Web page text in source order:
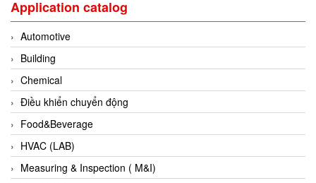
Fossil Power Systems
FPZ
Francia Srl Vietnam
Francis Vietnam
FRANKE
Freezemod
Fritsch Vietnam
FS CABLE
Application catalog
Automotive
Building
Chemical
Điều khiển chuyển động
Food&Beverage
HVAC (LAB)
Measuring & Inspection ( M&I)